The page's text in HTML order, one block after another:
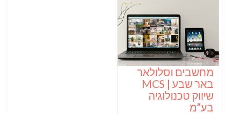
מחשבים וסלולאר
באר שבע | MCS
שיווק טכנולוגיה
בע”מ